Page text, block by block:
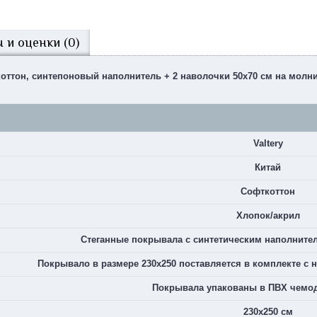
и оценки (0)
синтепоновый наполнитель + 2 наволочки 50х70 см на
Valtery
Китай
Софткоттон
Хлопок/акрил
Стеганные покрывала c синтетическим
Покрывало в размере 230х250 поставляется в комплекте
Покрывала упакованы в ПВХ
230х250 см